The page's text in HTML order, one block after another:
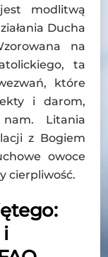
modlitwą
Ducha
na
ta
które
i darom,
Litania
z Bogiem
owoce
cierpliwość.